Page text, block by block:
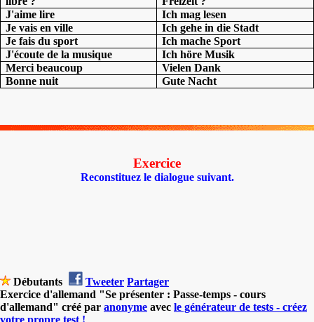
J'aime lire
Ich mag lesen
Je vais en ville
Ich gehe in die Stadt
Je fais du sport
Ich mache Sport
J'écoute de la musique
Ich höre Musik
Merci beaucoup
Vielen Dank
Bonne nuit
Gute Nacht
Exercice
Reconstituez le dialogue suivant.
Débutants Tweeter Partager
Exercice d'allemand "Se présenter : Passe-temps - cours
d'allemand" créé par anonyme avec le générateur de tests - créez
votre propre test !